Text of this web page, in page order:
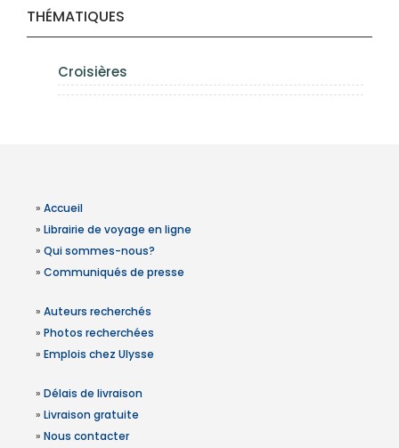
THÉMATIQUES
Croisières
» Accueil
» Librairie de voyage en ligne
» Qui sommes-nous?
» Communiqués de presse
» Auteurs recherchés
» Photos recherchées
» Emplois chez Ulysse
» Délais de livraison
» Livraison gratuite
» Nous contacter